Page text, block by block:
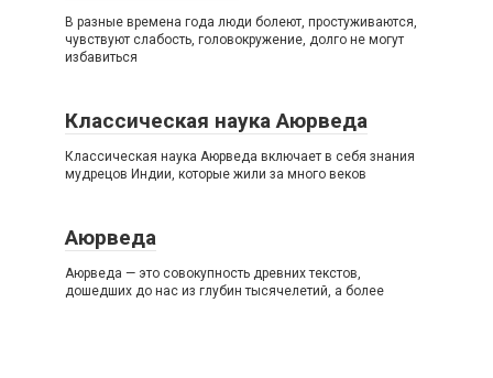
В разные времена года люди болеют, простуживаются,
чувствуют слабость, головокружение, долго не могут
избавиться
Классическая наука Аюрведа
Классическая наука Аюрведа включает в себя знания
мудрецов Индии, которые жили за много веков
Аюрведа
Аюрведа — это совокупность древних текстов,
дошедших до нас из глубин тысячелетий, а более